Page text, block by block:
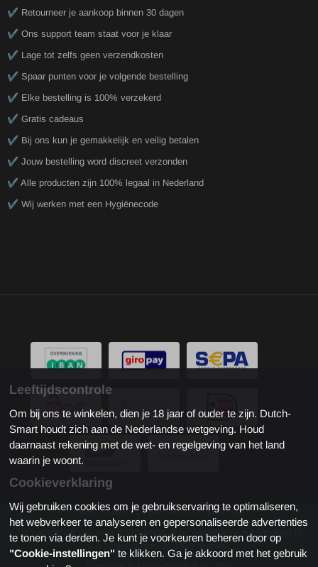
✔️ Retourneer je aankoop binnen 30 dagen
✔️ Ons support team staat voor je klaar
✔️ Lage tot zelfs geen verzendkosten
✔️ Spaar punten voor je volgende bestelling
✔️ Elke bestelling is 100% verzekerd
✔️ Gratis cadeaus
✔️ Bij ons kun je gemakkelijk en veilig betalen
✔️ Jouw bestelling word discreet verzonden
✔️ Alle producten zijn 100% legaal in Nederland
✔️ Wij werken met een Hygiënecode
KvK: 81180772 - Btw: NL861973112B01
De waardering van www.dutch-smart.nl bij
WebwinkelKeur Reviews
9.2/10 gebaseerd op 1824 reviews.
Leeftijdscontrole
Om bij ons te winkelen, dien je 18 jaar of ouder te zijn. Dutch-
Smart houdt zich aan de Nederlandse wetgeving. Houd
daarnaast rekening met de wet- en regelgeving van het land
waarin je woont.
Cookieverklaring
Wij gebruiken cookies om je gebruikservaring te optimaliseren,
het webverkeer te analyseren en gepersonaliseerde advertenties
te tonen via derden. Je kunt je voorkeuren beheren door op
"Cookie-instellingen" te klikken. Ga je akkoord met het gebruik